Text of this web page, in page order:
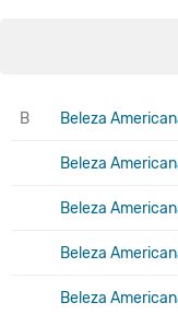
B Beleza
Beleza
Beleza
Beleza
Beleza